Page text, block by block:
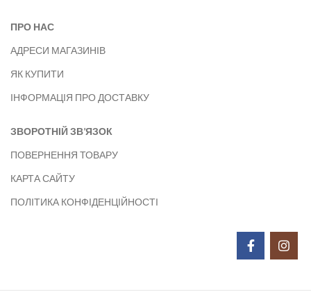
ПРО НАС
АДРЕСИ МАГАЗИНІВ
ЯК КУПИТИ
ІНФОРМАЦІЯ ПРО ДОСТАВКУ
ЗВОРОТНІЙ ЗВ’ЯЗОК
ПОВЕРНЕННЯ ТОВАРУ
КАРТА САЙТУ
ПОЛІТИКА КОНФІДЕНЦІЙНОСТІ